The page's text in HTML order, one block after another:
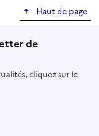
Haut de page
de
cliquez sur le